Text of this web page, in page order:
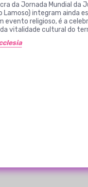
da Jornada Mundial da
integram ainda
evento religioso, é a
vitalidade cultural do